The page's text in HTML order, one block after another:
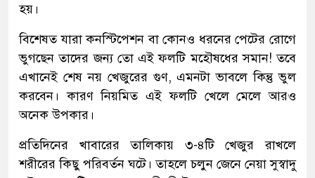
হয়।
বিশেষত যারা কনস্টিপেশন বা কোনও ধরনের পেটের রোগে
ভুগছেন তাদের জন্য তো এই ফলটি মহৌষধের সমান! তবে
এখানেই শেষ নয় খেজুরের গুণ, এমনটা ভাবলে কিন্তু ভুল
করবেন। কারণ নিয়মিত এই ফলটি খেলে মেলে আরও
অনেক উপকার।
প্রতিদিনের খাবারের তালিকায় ৩-৪টি খেজুর রাখলে
শরীরের কিছু পরিবর্তন ঘটে। তাহলে চলুন জেনে নেয়া সুস্বাদু